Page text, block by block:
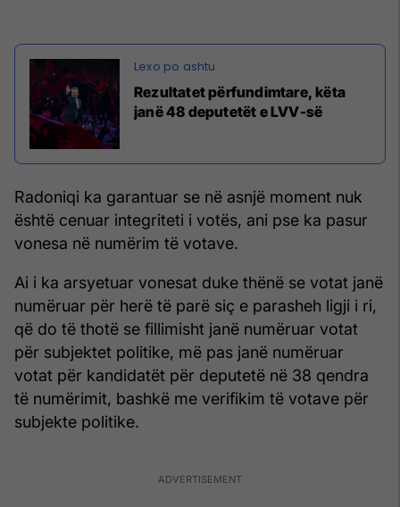
Rezultatet përfundimtare, këta
janë 48 deputetët e LVV-së
Radoniqi ka garantuar se në asnjë moment nuk
është cenuar integriteti i votës, ani pse ka pasur
vonesa në numërim të votave.
Ai i ka arsyetuar vonesat duke thënë se votat janë
numëruar për herë të parë siç e parasheh ligji i ri,
që do të thotë se fillimisht janë numëruar votat
për subjektet politike, më pas janë numëruar
votat për kandidatët për deputetë në 38 qendra
të numërimit, bashkë me verifikim të votave për
subjekte politike.